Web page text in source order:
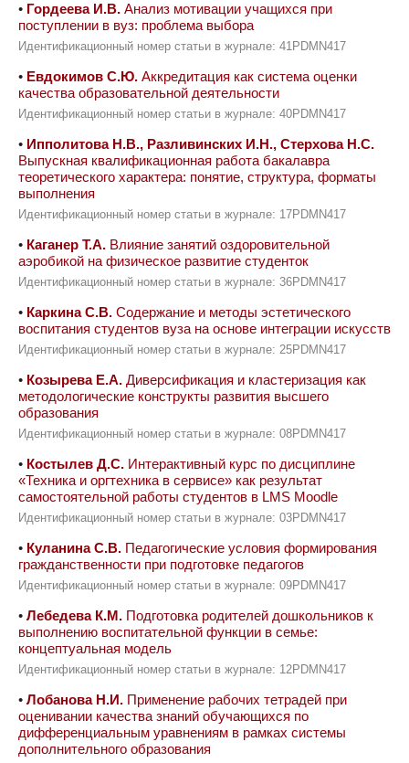
• Гордеева И.В. Анализ мотивации учащихся при
поступлении в вуз: проблема выбора
Идентификационный номер статьи в журнале: 41PDMN417
• Евдокимов С.Ю. Аккредитация как система оценки
качества образовательной деятельности
Идентификационный номер статьи в журнале: 40PDMN417
• Ипполитова Н.В., Разливинских И.Н., Стерхова Н.С.
Выпускная квалификационная работа бакалавра
теоретического характера: понятие, структура, форматы
выполнения
Идентификационный номер статьи в журнале: 17PDMN417
• Каганер Т.А. Влияние занятий оздоровительной
аэробикой на физическое развитие студенток
Идентификационный номер статьи в журнале: 36PDMN417
• Каркина С.В. Содержание и методы эстетического
воспитания студентов вуза на основе интеграции искусств
Идентификационный номер статьи в журнале: 25PDMN417
• Козырева Е.А. Диверсификация и кластеризация как
методологические конструкты развития высшего
образования
Идентификационный номер статьи в журнале: 08PDMN417
• Костылев Д.С. Интерактивный курс по дисциплине
«Техника и оргтехника в сервисе» как результат
самостоятельной работы студентов в LMS Moodle
Идентификационный номер статьи в журнале: 03PDMN417
• Куланина С.В. Педагогические условия формирования
гражданственности при подготовке педагогов
Идентификационный номер статьи в журнале: 09PDMN417
• Лебедева К.М. Подготовка родителей дошкольников к
выполнению воспитательной функции в семье:
концептуальная модель
Идентификационный номер статьи в журнале: 12PDMN417
• Лобанова Н.И. Применение рабочих тетрадей при
оценивании качества знаний обучающихся по
дифференциальным уравнениям в рамках системы
дополнительного образования